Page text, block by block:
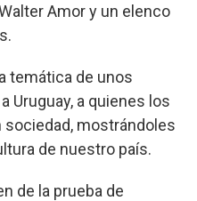
Amor y un elenco
temática de unos
Uruguay, a quienes los
mostrándoles
de nuestro país.
de la prueba de